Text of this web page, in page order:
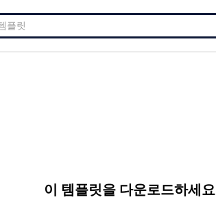
이 템플릿을 다운로드하세요